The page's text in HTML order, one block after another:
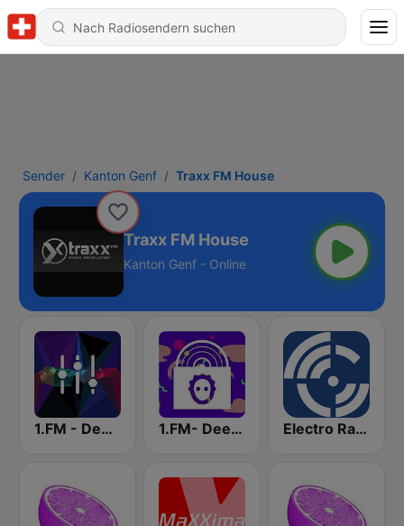
Sender Kanton Genf Traxx FM House
Traxx FM House
Kanton Genf - Online
1.FM - Deep House 1.FM- Deep Techno & Tech House Electro Radio